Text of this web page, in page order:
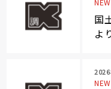
NEW
国
よ
NEW